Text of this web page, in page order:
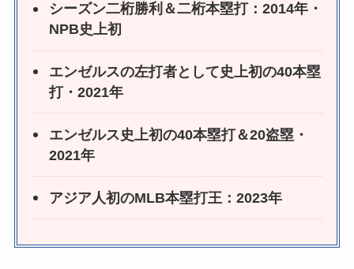
シーズン二桁勝利＆二桁本塁打：2014年・
NPB史上初
エンゼルスの左打者として史上初の40本塁
打・2021年
エンゼルス史上初の40本塁打＆20盗塁・
2021年
アジア人初のMLB本塁打王：2023年